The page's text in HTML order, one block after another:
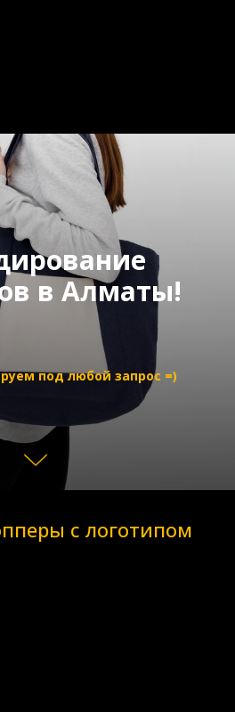
в Алматы!
под любой запрос =)
с логотипом